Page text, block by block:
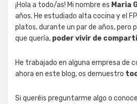
¡Hola a todo/as! Mi nombre es Maria
años. He estudiado alta cocina y el
platos, durante un par de años, pero
que quería, poder vivir de
He trabajado en alguna empresa de
ahora en este blog, os demuestro
Si queréis preguntarme algo o